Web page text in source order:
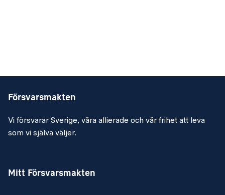
Försvarsmakten
Vi försvarar Sverige, våra allierade och vår frihet att leva
som vi själva väljer.
Mitt Försvarsmakten